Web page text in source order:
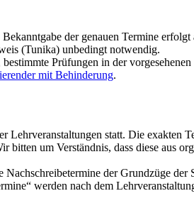
der genauen Termine
(Tunika) unbedingt notwendig.
Prüfungen in der
mit Behinderung.
statt. Die exakten
um Verständnis, dass diese aus
der Grundzüge
werden nach dem